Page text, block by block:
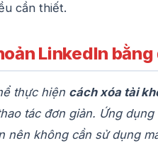
cần thiết.
LinkedIn
thực hiện cách xóa tài
tác đơn giản. Ứng
nên không cần sử dụng